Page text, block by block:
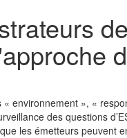
environnement », «
des questions
les émetteurs peuvent